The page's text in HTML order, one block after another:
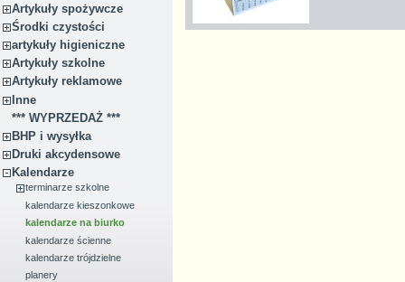
Artykuły spożywcze
Środki czystości
artykuły higieniczne
Artykuły szkolne
Artykuły reklamowe
Inne
*** WYPRZEDAŻ ***
BHP i wysyłka
Druki akcydensowe
Kalendarze
terminarze szkolne
kalendarze kieszonkowe
kalendarze na biurko
kalendarze ścienne
kalendarze trójdzielne
planery